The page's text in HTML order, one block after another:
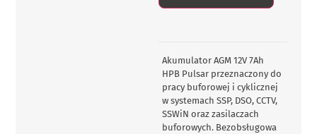
Akumulator AGM 12V 7Ah
HPB Pulsar przeznaczony do
pracy buforowej i cyklicznej
w systemach SSP, DSO, CCTV,
SSWiN oraz zasilaczach
buforowych. Bezobsługowa